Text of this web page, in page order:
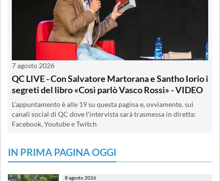
7 agosto 2026
QC LIVE - Con Salvatore Martorana e Santho Iorio i
segreti del libro «Così parlò Vasco Rossi» - VIDEO
L'appuntamento è alle 19 su questa pagina e, ovviamente, sui
canali social di QC dove l'intervista sarà trasmessa in diretta:
Facebook, Youtube e Twitch
IN PRIMA PAGINA OGGI
8 agosto 2026